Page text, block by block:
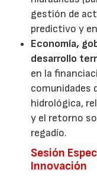
gestión de
predictivo y
Economía,
desarrollo
en la
comunidades
hidrológica,
y el retorno
regadío.
Sesión
Innovación